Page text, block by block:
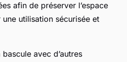
afin de préserver l’espace
utilisation sécurisée et
avec d’autres